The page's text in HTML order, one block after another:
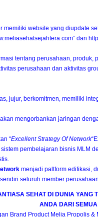
memiliki website yang diupdate
dan
tentang perusahaan, produk,
perusahaan dan aktivitas
jujur, berkomitmen, memiliki
mengorbankan jaringan
“Excellent Strategy Of Network
pembelajaran bisnis MLM
menjadi paltform edifikasi,
seluruh member perusahaan.
SEHAT DI DUNIA YANG
ANDA DARI SEMUA
Brand Product Melia Propolis